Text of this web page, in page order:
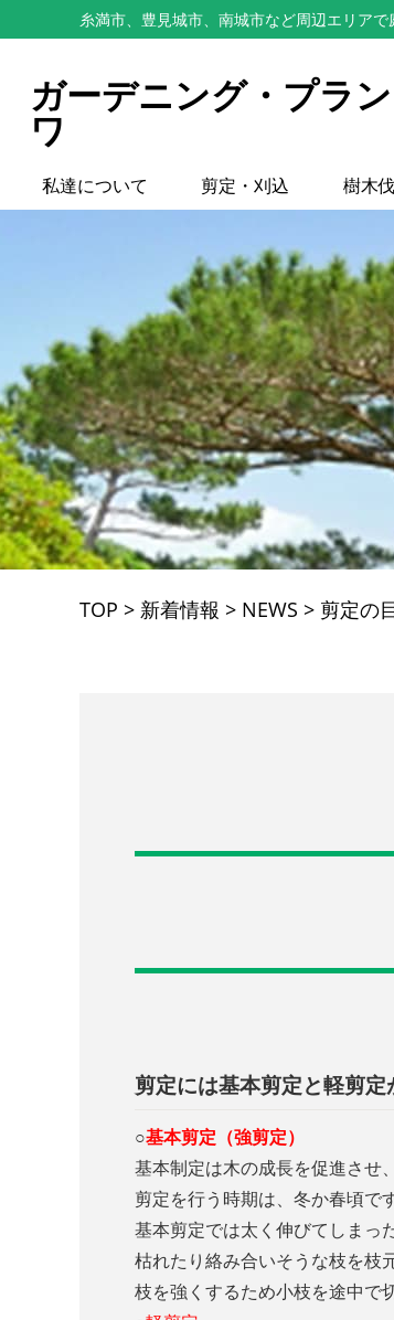
糸満市、豊見城市、南城市など周辺エリア
ガーデニング・プラ
ワ
私達について 剪定・刈込 樹木
TOP > 新着情報 > NEWS > 剪定の
剪定には基本剪定と軽剪定
○基本剪定（強剪定）
基本制定は木の成長を促進させ
剪定を行う時期は、冬か春頃で
基本剪定では太く伸びてしまっ
枯れたり絡み合いそうな枝を枝
枝を強くするため小枝を途中で